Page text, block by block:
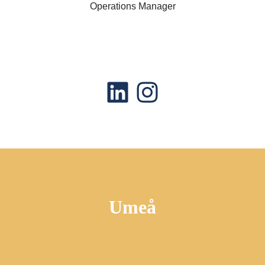
Operations Manager
Umeå